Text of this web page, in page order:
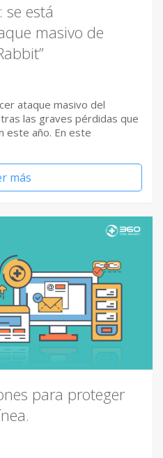
se está
masivo de
ataque masivo del
las graves pérdidas que
este año. En este
más
para proteger